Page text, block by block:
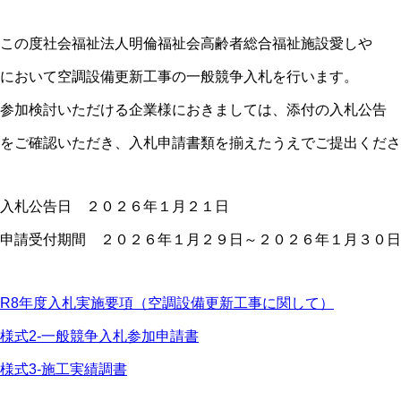
この度社会福祉法人明倫福祉会高齢者総合福祉施設愛しや
において空調設備更新工事の一般競争入札を行います。
参加検討いただける企業様におきましては、添付の入札公告
をご確認いただき、入札申請書類を揃えたうえでご提出くだ
入札公告日 ２０２６年１月２１日
申請受付期間 ２０２６年１月２９日～２０２６年１月３０日
R8年度入札実施要項（空調設備更新工事に関して）
様式2-一般競争入札参加申請書
様式3-施工実績調書